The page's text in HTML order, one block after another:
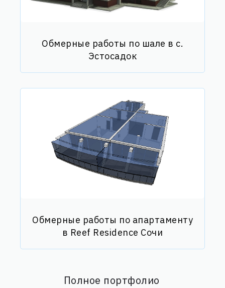
Обмерные работы по шале в с.
Эстосадок
Обмерные работы по апартаменту
в Reef Residence Сочи
Полное портфолио